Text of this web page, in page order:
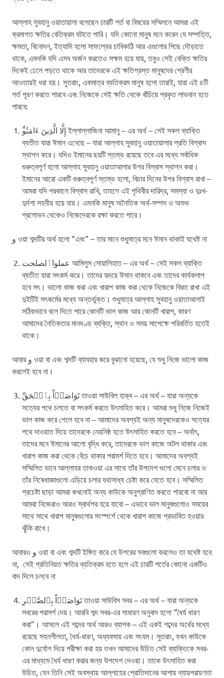
আল্লাহ সুবহানু ওয়াতায়ালা বলেছেন চারটি শর্ত বা বিষয়ের সম্মিলনে আমরা এই
ক্রমাগত ক্ষতির বেতিক্রম ঘটাতে পারি। যদি কোনো মানুষ মনে করেন যে সম্পত্তি,
ক্ষমতা, বিনোদন, ইত্যাদি হলো সাফল্যের চাবিকাঠি আর এগুলোর পিছে দৌড়াতে
থাকে, এমনকি যদি এসব অর্জন করতেও সক্ষম হয়ে যায়, তবুও সেই বেক্তি ক্ষতির
দিকেই ঢেলে পড়তে থাকে আর তাদেরকে এই ক্ষতিগ্রস্ত মানুষদের শ্রেণীর
আওতায়ই ধরা হয়। সুতরাং, একমাত্র ব্যতিক্রম মানুষ হলো তারাই, যারা এই ৪টি
শর্ত পূরণ করতে পারবে এবং নিজেকে সেই ক্ষতি থেকে বাঁচিয়ে প্রকৃত লাভবান হতে
পারবে:
ব্যতীত যারা ঈমান এনেছে – যারা আল্লাহ সুবহানু ওয়াতায়ালার প্রতি বিশ্বাস
স্থাপন করে। যদিও ইমানের ছয়টি স্তম্ভ রয়েছে তবে এর মধ্যে সর্বাধিক
গুরুত্বপূর্ণ হলো আল্লাহ সুবহানু ওয়াতাআলার উপর বিশ্বাস স্থাপন করা।
ইমানের আরো একটি গুরুত্বপূর্ণ স্তম্ভ হলো, বিচার দিনের উপর বিশ্বাস রাখা –
আমরা যদি পরকালে বিশ্বাস রাখি, তাহলে এই পৃথিবীর দারিদ্র, সমস্যা ও দুঃখ-
দুর্দশা সহনীয় হয়ে যায়। এমনকি মানুষ অনৈতিক অর্থ-সম্পদ ও অশুভ
প্রলোভন থেকেও নিজেদেরকে রক্ষা করতে পারে।
و ওয়া শব্দটির অর্থ হলো “এবং” – তার মানে শুধুমাত্র মনে ঈমান থাকাই যথেষ্ট না
عملواٱلصلحت আমিলুস সোয়ালিহাত – এর অর্থ – সেই সকল ব্যাক্তি
ব্যতীত যারা সৎকর্ম করে। তাদের হৃদয়ে ঈমান থাকবে এবং তাদের কার্যকলাপ
হবে সৎ। ভালো কাজ করা এবং খারাপ কাজ করা থেকে নিজেকে বিরত রাখা এই
দুইটিই সৎকর্মের মধ্যে অন্তর্ভুক্ত। শুধুমাত্র আল্লাহ সুবহানু ওয়াতাআলাই
সঠিকভাবে বলে দিতে পারে কোনটি ভাল কাজ আর কোনটি খারাপ, কারণ
আমাদের নৈতিকতার মানদণ্ড ব্যক্তি, স্থান ও সময় সাপেক্ষে পরিবর্তিত হতেই
থাকে।
আবার و ওয়া বা এবং শব্দটি ব্যাবহার করে বুঝানো হয়েছে, যে শুধু নিজে ভালো কাজ
করলেই হবে না।
تَوَاصَوۡاْ بِٱلۡحَقِّ তাওয়া সাউবিল হাক্ব – এর অর্থ – যারা অন্যকে
সত্যের পথে চলতে বা সৎকর্ম করতে উৎসাহিত করে। আমরা শুধু নিজে নিজেই
ভাল কাজ করে গেলে হবে না – আমাদের অবশ্যই অন্য মানুষদেরকেও সত্যের
পথে দাওয়াত দিয়ে তাদেরকে নেয়নিষ্ঠ হতে উৎসাহিত করতে হবে – অর্থাৎ,
তাদের মনে ঈমানের আলো বৃদ্ধি করে, তাদেরকে ভাল কাজে অটল থাকার এবং
খারাপ কাজ করা থেকে বেঁচে থাকার পরামর্শ দিতে হবে। আমাদের অবশ্যই
সম্মিলিত ভাবে আল্লাহর তাকওয়া এর সাথে তাঁর উপদেশ গুলো মেনে চলার ও
তাঁর নিষেধাজ্ঞাগুলো এড়িয়ে চলার যথাসাধ্য চেষ্টা করে যেতে হবে। সম্মিলিত
প্রচেষ্টা ছাড়া আমরা কখনোই অন্য কাউকে অনুপ্রাণিত করতে পারবো না আর
আমরা নিজেরাও আরও স্বার্থপর হয়ে যাবো – এভাবে ভাল মানুষগুলোও সময়ের
সাথে সাথে খারাপ মানুষগুলোর সংস্পর্শে থেকে খারাপ কাজে প্রভাবিত হওয়ার
ঝুঁকি রাখে।
আবারও و ওয়া বা এবং শব্দটি ইঙ্গিত করে যে উপরের সবগুলো করলেও তা যথেষ্ট হবে
না, সেই প্রতিনিয়ত ক্ষতির ব্যতিক্রম হতে হলে এই চারটি শর্তের কোনো একটিও
বাদ দিলে চলবে না
تَوَاصَوۡاْ بِٱلصَّبۡرِ তাওয়া সাউবিস সবর – এর অর্থ – যারা অন্যকে
সবরের পরামর্শ দেয়। আরবি শব্দ সবর-এর সাধারণ অনুবাদ হলো “ধৈর্য ধারণ
করা”। আসলে এই শব্দের অর্থ আরও ব্যাপক – এই একই শব্দের অর্থের মধ্যে
রয়েছে সহনশীলতা, ধৈর্য-ধারণ, ​​অধ্যবসায় এবং সংযম। সুতরাং, যখন কাউকে
কোন দুর্যোগ দিয়ে পরীক্ষা করা হয় তখন আমাদের উচিত সেই ব্যাক্তিকে সবর-
এর মাধ্যমে ধৈর্য ধারণ করার জন্য উপদেশ দেওয়া। তাকে উৎসাহিত করা
উচিত, যেন তিনি সেই অবস্থায় আল্লাহের প্রোতিদানের আশায় ন্যায়পরায়ণতা